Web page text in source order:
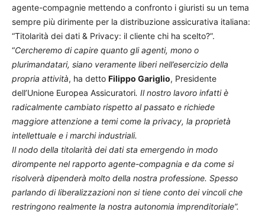
agente-compagnie mettendo a confronto i giuristi su un tema
sempre più dirimente per la distribuzione assicurativa italiana:
“Titolarità dei dati & Privacy: il cliente chi ha scelto?”.
“Cercheremo di capire quanto gli agenti, mono o
plurimandatari, siano veramente liberi nell’esercizio della
propria attività, ha detto Filippo Gariglio, Presidente
dell’Unione Europea Assicuratori. Il nostro lavoro infatti è
radicalmente cambiato rispetto al passato e richiede
maggiore attenzione a temi come la privacy, la proprietà
intellettuale e i marchi industriali.
Il nodo della titolarità dei dati sta emergendo in modo
dirompente nel rapporto agente-compagnia e da come si
risolverà dipenderà molto della nostra professione. Spesso
parlando di liberalizzazioni non si tiene conto dei vincoli che
restringono realmente la nostra autonomia imprenditoriale”.